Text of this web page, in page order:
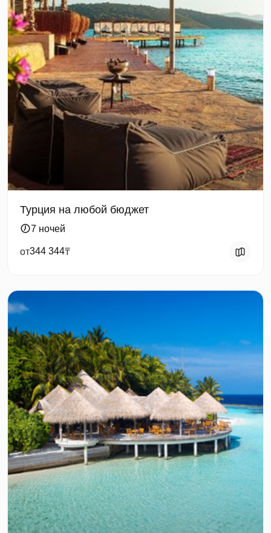
Турция на любой бюджет
7 ночей
от344 344₸